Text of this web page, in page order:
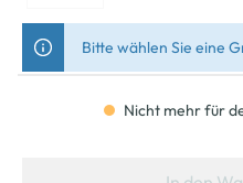
Bitte wählen Sie eine
Nicht mehr für